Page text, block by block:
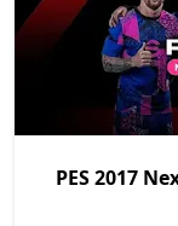
PES 2017